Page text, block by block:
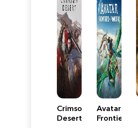
Crimson
Desert
Avatar:
Frontiers